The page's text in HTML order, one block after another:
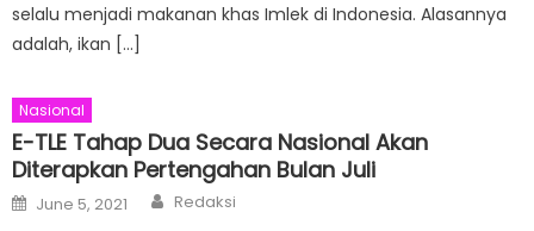
selalu menjadi makanan khas Imlek di Indonesia. Alasannya
adalah, ikan […]
Nasional
E-TLE Tahap Dua Secara Nasional Akan
Diterapkan Pertengahan Bulan Juli
Posted
on
June 5, 2021 Author
Redaksi